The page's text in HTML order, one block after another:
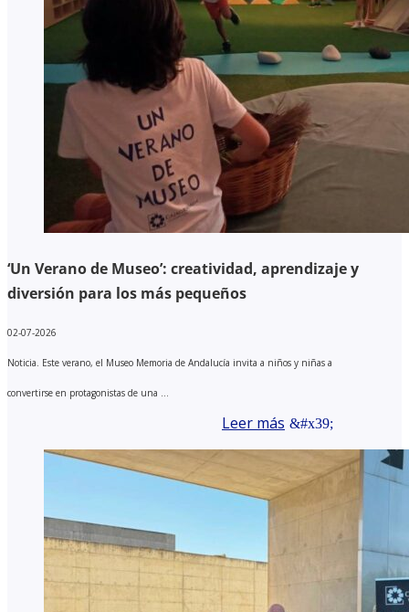
‘Un Verano de Museo’: creatividad, aprendizaje y
diversión para los más pequeños
02-07-2026
Noticia. Este verano, el Museo Memoria de Andalucía invita a niños y niñas a
convertirse en protagonistas de una ...
Leer más